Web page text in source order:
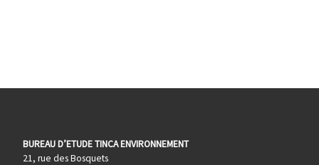
BUREAU D’ETUDE TINCA ENVIRONNEMENT
21, rue des Bosquets